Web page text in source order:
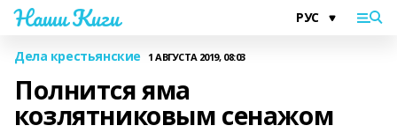
Наши Киги
Дела крестьянские 1 АВГУСТА 2019, 08:03
Полнится яма
козлятниковым сенажом